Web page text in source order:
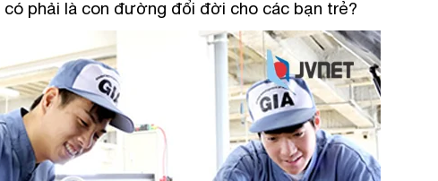
phải là con đường đổi đời cho các bạn trẻ?